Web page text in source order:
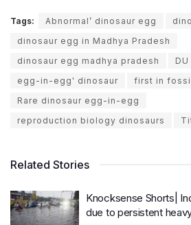
Tags: Abnormal’ dinosaur egg
dinosaur egg in Madhya Pradesh
dinosaur egg madhya pradesh
egg-in-egg' dinosaur
first in
Rare dinosaur egg-in-egg
reproduction biology dinosaurs
Related Stories
Knocksense Shorts|
due to persistent